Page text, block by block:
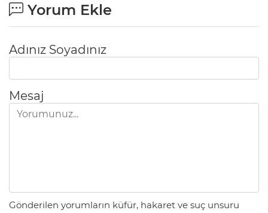
Yorum Ekle
Adınız Soyadınız
Mesaj
Gönderilen yorumların küfür, hakaret ve suç unsuru